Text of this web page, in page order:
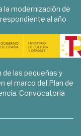
la modernización de
al año
de las pequeñas y
el marco del Plan de
Convocatoria